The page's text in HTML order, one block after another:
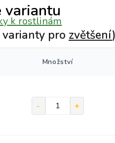
variantu
k rostlinám
pro zvětšení
Množství